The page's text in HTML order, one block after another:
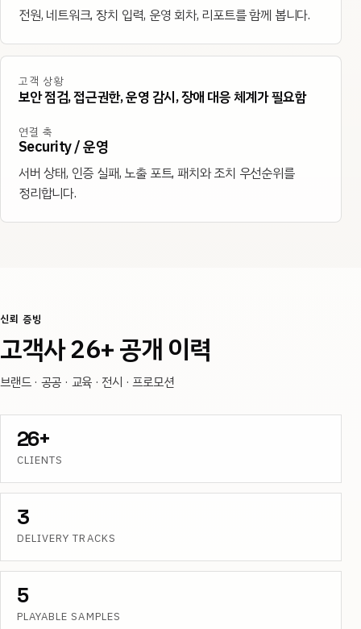
전원, 네트워크, 장치 입력, 운영 회차, 리포트를 함께 봅니다.
고객 상황
보안 점검, 접근권한, 운영 감시, 장애 대응 체계가 필요함
연결 축
Security / 운영
서버 상태, 인증 실패, 노출 포트, 패치와 조치 우선순위를
정리합니다.
신뢰 증빙
고객사 26+ 공개 이력
브랜드 · 공공 · 교육 · 전시 · 프로모션
26+
CLIENTS
3
DELIVERY TRACKS
5
PLAYABLE SAMPLES